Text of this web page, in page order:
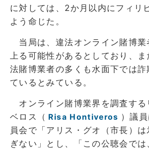
に対しては、2か月以内にフィリ
よう命じた。
当局は、違法オンライン賭博業
上る可能性があるとしており、
法賭博業者の多くも水面下では詐
ているとみている。
オンライン賭博業界を調査する
ベロス（ Risa Hontiveros ）議
員会で「アリス・グオ（市長）
ぎない」とし、「この公聴会では